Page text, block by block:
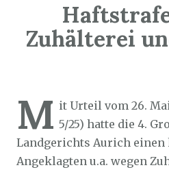
Zuhälterei
M it Urteil vom 26. Mai
5/25) hatte die 4.
Landgerichts Aurich einen
Angeklagten u.a. wegen